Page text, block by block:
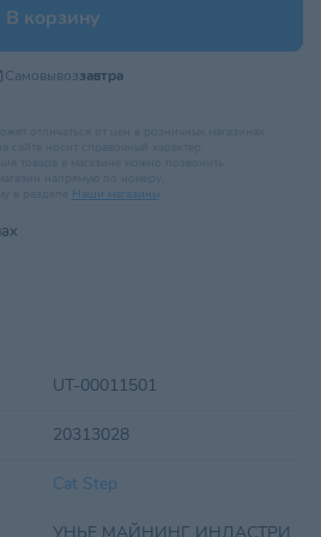
В корзину
Самовывоззавтра
Наши магазины.
UT-00011501
20313028
Cat Step